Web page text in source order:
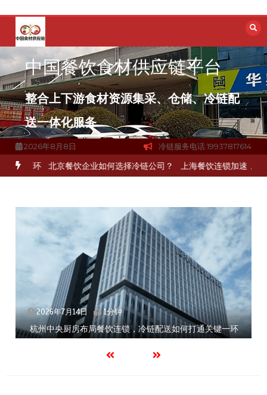
容
中国餐饮食材供应链平台
整合上下游食材资源集采、仓储、冷链配
送一体化服务
2026年8月8日 冷链服务电话:19937817614
北京餐饮企业如何选择冷链公司？ 上海餐饮连锁加速，冷链配送
2026年7月14日 1分钟
杭州中央厨房布局餐饮连锁，冷链配送如何打通关键一环